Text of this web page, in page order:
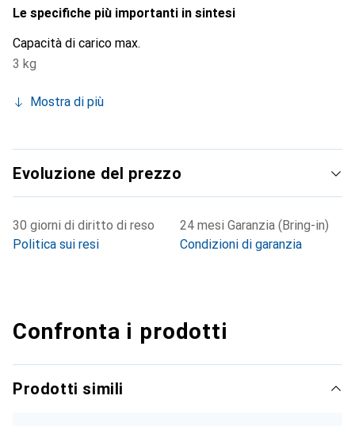
Le specifiche più importanti in sintesi
Capacità di carico max.
3 kg
Mostra di più
Evoluzione del prezzo
30 giorni di diritto di reso
Politica sui resi
24 mesi Garanzia (Bring-in)
Condizioni di garanzia
Confronta i prodotti
Prodotti simili